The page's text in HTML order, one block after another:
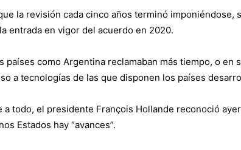
la revisión cada cinco años terminó imponiéndose,
entrada en vigor del acuerdo en 2020.
países como Argentina reclamaban más tiempo, o
a tecnologías de las que disponen los países
a todo, el presidente François Hollande reconoció
Estados hay “avances”.